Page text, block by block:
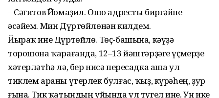
– Сәғитов Йомаҙил. Ошо адрес­ты биргәйне
әсәйем. Мин Дүртөй­лөнән килдем.
Йыраҡ ине Дүртөйлө. Төҫ-башына, кәүҙә
торошона ҡарағанда, 12–13 йәштәрҙәге үҫмерҙе
хәтерләтһә лә, бер нисә пересадка аша ул
тиклем араны үтерлек булғас, ҡыҙ, күрәһең, ҙур
ғына. Тик ҡатындың уйында ул түгел ине. Ун ике